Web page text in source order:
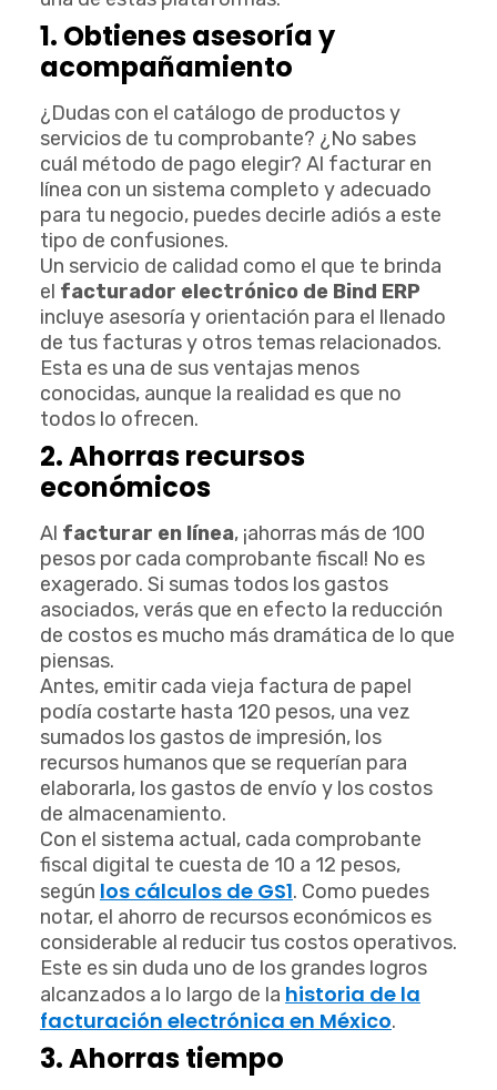
1. Obtienes asesoría y
acompañamiento
¿Dudas con el catálogo de productos y
servicios de tu comprobante? ¿No sabes
cuál método de pago elegir? Al facturar en
línea con un sistema completo y adecuado
para tu negocio, puedes decirle adiós a este
tipo de confusiones.
Un servicio de calidad como el que te brinda
el facturador electrónico de Bind ERP
incluye asesoría y orientación para el llenado
de tus facturas y otros temas relacionados.
Esta es una de sus ventajas menos
conocidas, aunque la realidad es que no
todos lo ofrecen.
2. Ahorras recursos
económicos
Al facturar en línea, ¡ahorras más de 100
pesos por cada comprobante fiscal! No es
exagerado. Si sumas todos los gastos
asociados, verás que en efecto la reducción
de costos es mucho más dramática de lo que
piensas.
Antes, emitir cada vieja factura de papel
podía costarte hasta 120 pesos, una vez
sumados los gastos de impresión, los
recursos humanos que se requerían para
elaborarla, los gastos de envío y los costos
de almacenamiento.
Con el sistema actual, cada comprobante
fiscal digital te cuesta de 10 a 12 pesos,
según los cálculos de GS1. Como puedes
notar, el ahorro de recursos económicos es
considerable al reducir tus costos operativos.
Este es sin duda uno de los grandes logros
alcanzados a lo largo de la historia de la
facturación electrónica en México.
3. Ahorras tiempo